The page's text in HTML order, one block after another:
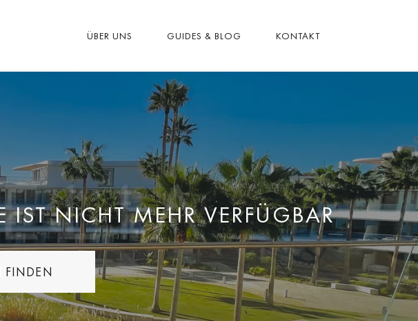
ÜBER UNS GUIDES & BLOG KONTAKT
NICHT MEHR VERFÜGBAR